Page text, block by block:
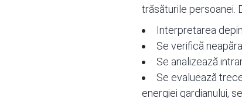
trăsăturile persoanei.
Interpretarea
Se verifică
Se analizează
Se evaluează
energiei gardianului,